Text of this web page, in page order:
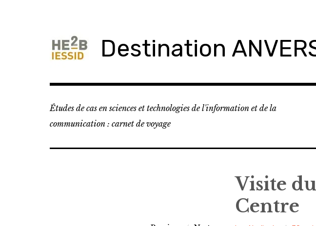
Destination
Études de cas en sciences et technologies de l'information et de la
communication : carnet de voyage
Visite
Centre